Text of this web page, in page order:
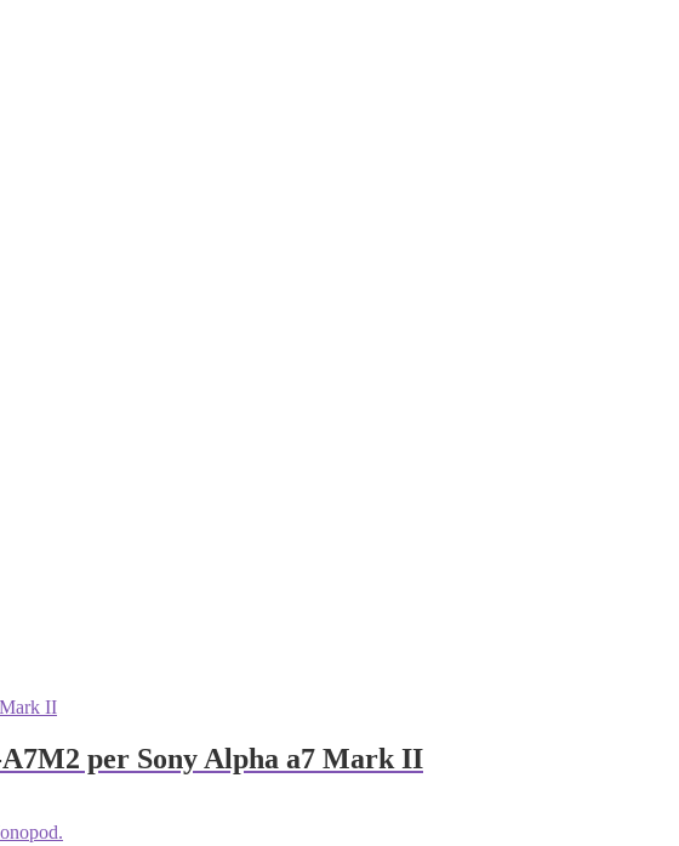
per Sony Alpha a7 Mark II